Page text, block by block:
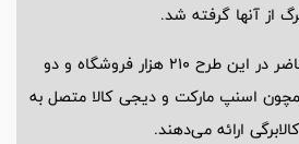
از آنها گرفته شد.
به گفته یحیوی،‌ در حال حاضر در این طرح ۲۱۰ هزار فروشگاه و دو
اسنپ مارکت و دیجی کالا متصل به
ارائه می‌دهند.